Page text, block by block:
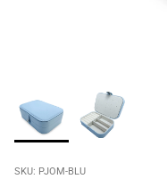
SKU: PJOM-BLU